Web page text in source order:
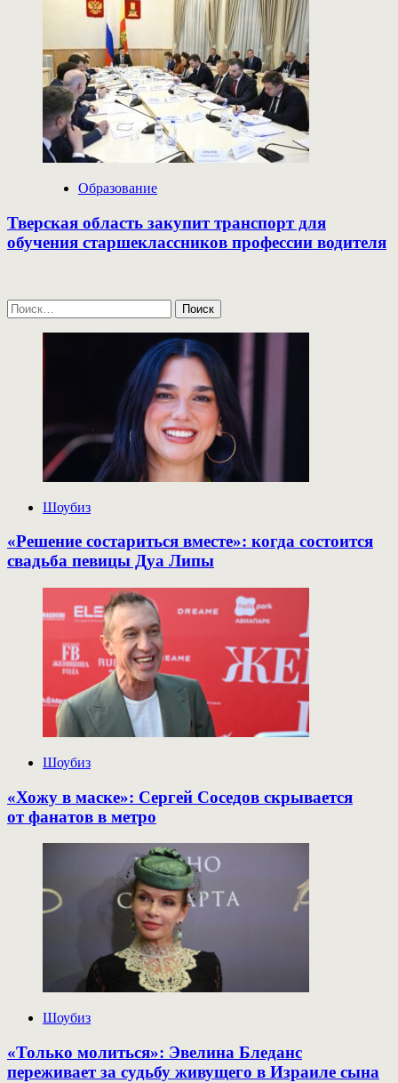
Образование
Тверская область закупит транспорт для
обучения старшеклассников профессии водителя
Найти:
Шоубиз
«Решение состариться вместе»: когда состоится
свадьба певицы Дуа Липы
Шоубиз
«Хожу в маске»: Сергей Соседов скрывается
от фанатов в метро
Шоубиз
«Только молиться»: Эвелина Бледанс
переживает за судьбу живущего в Израиле сына